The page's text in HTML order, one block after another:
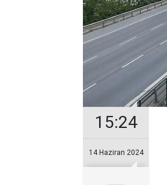
15:24
14 Haziran 2024